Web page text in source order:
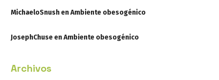
MichaeloSnushenAmbiente obesogénico
JosephChuseenAmbiente obesogénico
Archivos